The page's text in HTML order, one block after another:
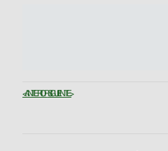
< ANTERIORSIGUIENTE >